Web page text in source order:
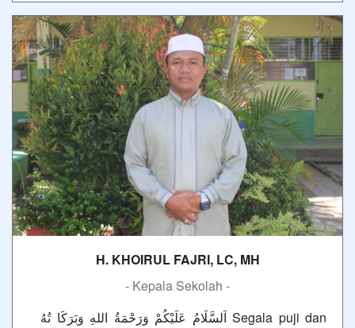
H. KHOIRUL FAJRI, LC, MH
- Kepala Sekolah -